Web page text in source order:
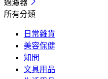
過濾器
所有分類
日常雜貨
美容保健
知間
文具用品